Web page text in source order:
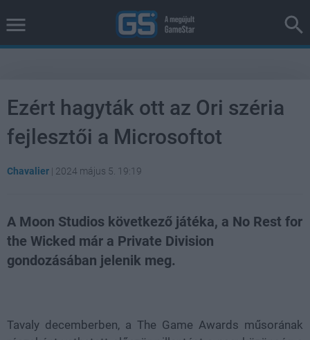
Ezért hagyták ott az Ori széria
fejlesztői a Microsoftot
Chavalier | 2024 május 5. 19:19
A Moon Studios következő játéka, a No Rest for
the Wicked már a Private Division
gondozásában jelenik meg.
Tavaly decemberben, a The Game Awards műsorának